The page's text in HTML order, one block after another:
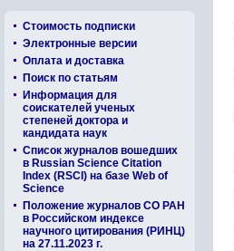
Стоимость подписки
Электронные версии
Оплата и доставка
Поиск по статьям
Информация для
соискателей ученых
степеней доктора и
кандидата наук
Список журналов вошедших
в Russian Science Citation
Index (RSCI) на базе Web of
Science
Положение журналов СО РАН
в Российском индексе
научного цитирования (РИНЦ)
на 27.11.2023 г.